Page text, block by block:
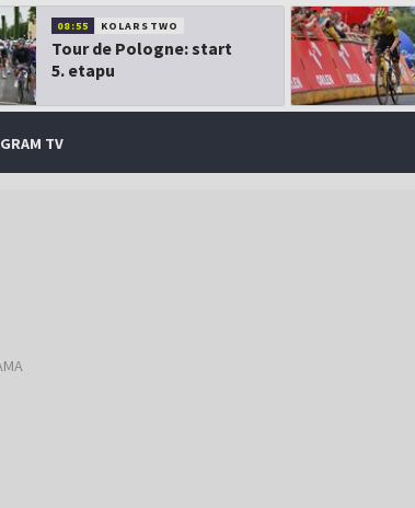
08:55 KOLARSTWO
Tour de Pologne: start
5. etapu
TV